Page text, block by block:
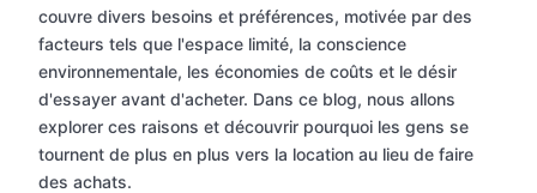
couvre divers besoins et préférences, motivée par des
facteurs tels que l'espace limité, la conscience
environnementale, les économies de coûts et le désir
d'essayer avant d'acheter. Dans ce blog, nous allons
explorer ces raisons et découvrir pourquoi les gens se
tournent de plus en plus vers la location au lieu de faire
des achats.